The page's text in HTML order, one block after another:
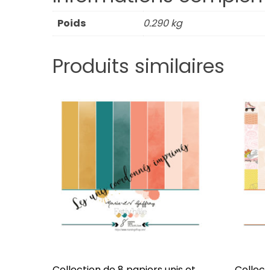
Poids 0.290 kg
Produits similaires